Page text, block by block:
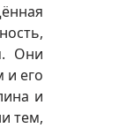
Они
и его
и
тем,